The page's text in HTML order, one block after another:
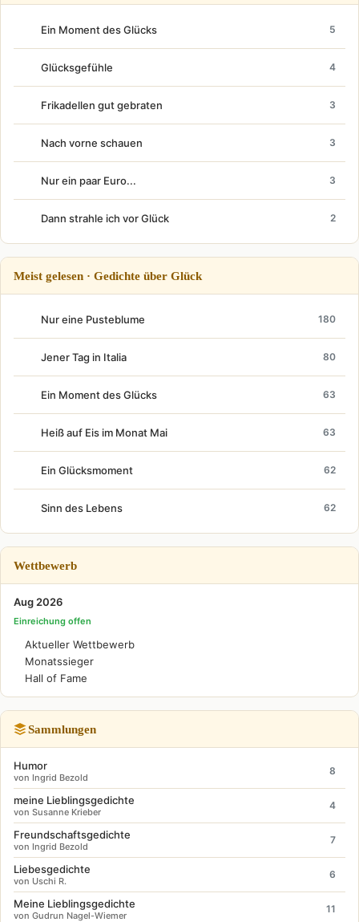
Ein Moment des Glücks 5
Glücksgefühle 4
Frikadellen gut gebraten 3
Nach vorne schauen 3
Nur ein paar Euro... 3
Dann strahle ich vor Glück 2
Meist gelesen · Gedichte über Glück
Nur eine Pusteblume 180
Jener Tag in Italia 80
Ein Moment des Glücks 63
Heiß auf Eis im Monat Mai 63
Ein Glücksmoment 62
Sinn des Lebens 62
Wettbewerb
Aug 2026
Einreichung offen
Aktueller Wettbewerb
Monatssieger
Hall of Fame
Sammlungen
Humor
von Ingrid Bezold
8
meine Lieblingsgedichte
von Susanne Krieber
4
Freundschaftsgedichte
von Ingrid Bezold
7
Liebesgedichte
von Uschi R.
6
Meine Lieblingsgedichte
von Gudrun Nagel-Wiemer
11